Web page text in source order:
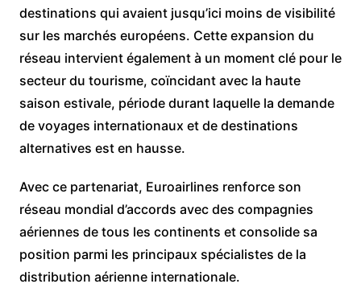
destinations qui avaient jusqu’ici moins de visibilité
sur les marchés européens. Cette expansion du
réseau intervient également à un moment clé pour le
secteur du tourisme, coïncidant avec la haute
saison estivale, période durant laquelle la demande
de voyages internationaux et de destinations
alternatives est en hausse.
Avec ce partenariat, Euroairlines renforce son
réseau mondial d’accords avec des compagnies
aériennes de tous les continents et consolide sa
position parmi les principaux spécialistes de la
distribution aérienne internationale.